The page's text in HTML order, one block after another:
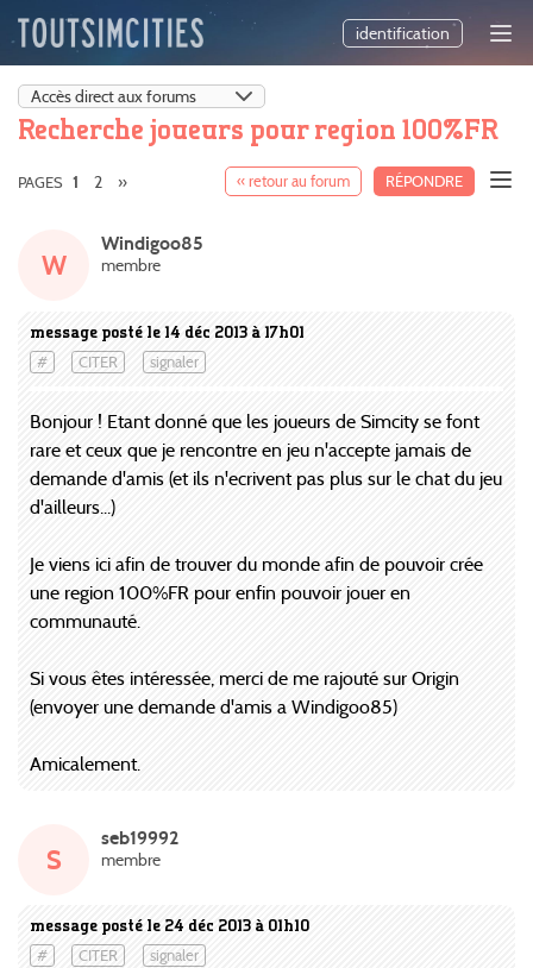
identification
Recherche joueurs pour region 100%FR
« retour au forum RÉPONDRE
PAGES 1 2 »
message posté le 14 déc 2013 à 17h01
# CITER signaler
W
Windigoo85
membre
Bonjour ! Etant donné que les joueurs de Simcity se font
rare et ceux que je rencontre en jeu n'accepte jamais de
demande d'amis (et ils n'ecrivent pas plus sur le chat du jeu
d'ailleurs...)
Je viens ici afin de trouver du monde afin de pouvoir crée
une region 100%FR pour enfin pouvoir jouer en
communauté.
Si vous êtes intéressée, merci de me rajouté sur Origin
(envoyer une demande d'amis a Windigoo85)
Amicalement.
message posté le 24 déc 2013 à 01h10
# CITER signaler
S
seb19992
membre